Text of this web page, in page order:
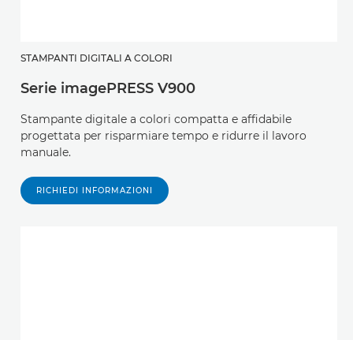
STAMPANTI DIGITALI A COLORI
Serie imagePRESS V900
Stampante digitale a colori compatta e affidabile
progettata per risparmiare tempo e ridurre il lavoro
manuale.
RICHIEDI INFORMAZIONI